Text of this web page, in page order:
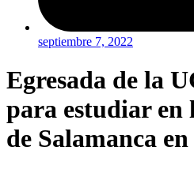
septiembre 7, 2022
Egresada de la
para estudiar en
de Salamanca